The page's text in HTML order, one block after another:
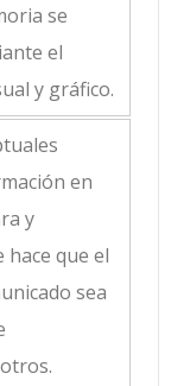
se
el
y gráfico.
en
y
hace que el
sea